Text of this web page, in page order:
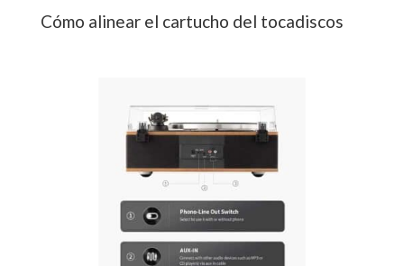
Cómo alinear el cartucho del tocadiscos